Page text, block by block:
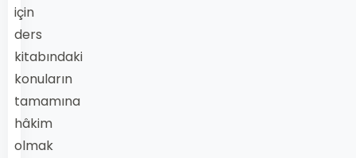
için
ders
kitabındaki
konuların
tamamına
hâkim
olmak